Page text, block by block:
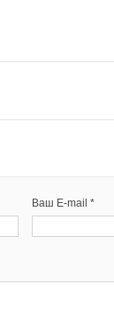
Ваш E-mail *